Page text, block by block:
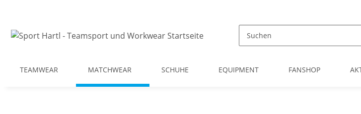
TEAMWEAR MATCHWEAR SCHUHE EQUIPMENT FANSHOP